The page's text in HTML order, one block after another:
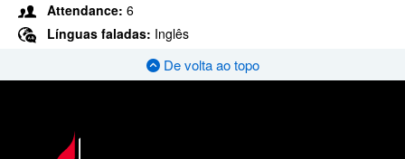
Attendance: 6
Línguas faladas: Inglês
De volta ao topo